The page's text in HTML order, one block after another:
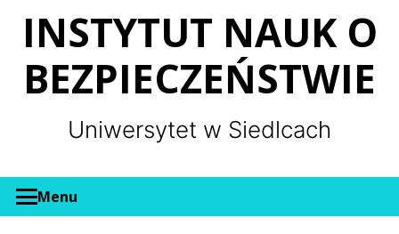
INSTYTUT NAUK O
BEZPIECZEŃSTWIE
Uniwersytet w Siedlcach
Menu